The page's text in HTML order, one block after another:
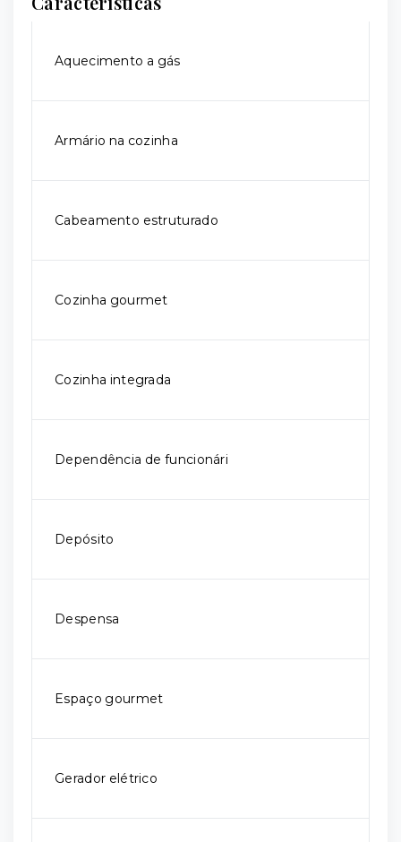
Aquecimento a gás
Armário na cozinha
Cabeamento estruturado
Cozinha gourmet
Cozinha integrada
Dependência de funcionári
Depósito
Despensa
Espaço gourmet
Gerador elétrico